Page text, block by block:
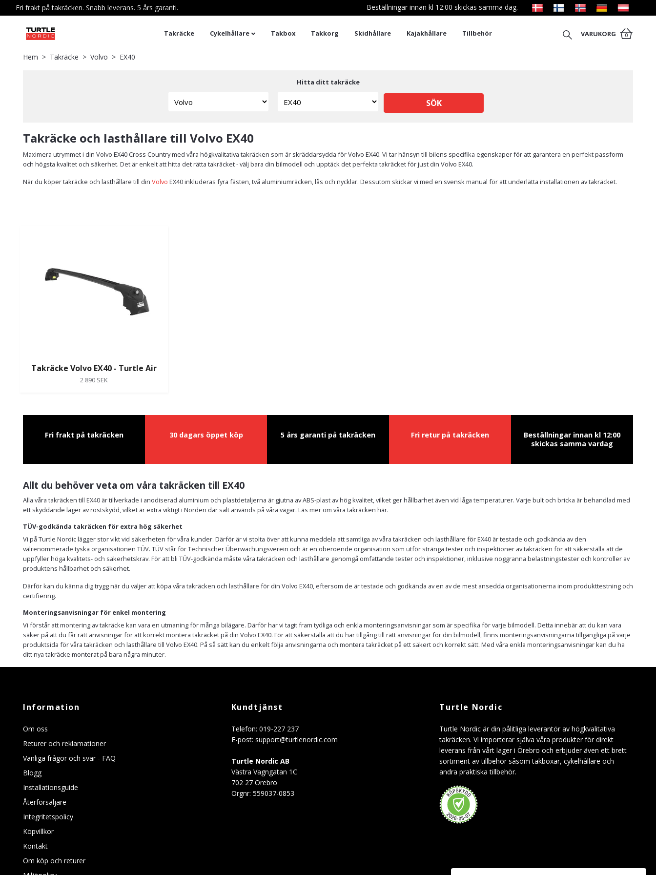
Fri frakt på takräcken. Snabb leverans. 5 års garanti. Beställningar innan kl 12:00 skickas samma dag.
Takräcke Cykelhållare Takbox Takkorg Skidhållare Kajakhållare Tillbehör VARUKORG 0
Hem Takräcke Volvo EX40
Hitta ditt takräcke
SÖK
Takräcke och lasthållare till Volvo EX40
Maximera utrymmet i din Volvo EX40 Cross Country med våra högkvalitativa takräcken som är skräddarsydda för Volvo EX40. Vi tar hänsyn till bilens specifika egenskaper för att garantera en perfekt passform
och högsta kvalitet och säkerhet. Det är enkelt att hitta det rätta takräcket - välj bara din bilmodell och upptäck det perfekta takräcket för just din Volvo EX40.
När du köper takräcke och lasthållare till din Volvo EX40 inkluderas fyra fästen, två aluminiumräcken, lås och nycklar. Dessutom skickar vi med en svensk manual för att underlätta installationen av takräcket.
Takräcke Volvo EX40 - Turtle Air
2 890 SEK
Fri frakt på takräcken 30 dagars öppet köp 5 års garanti på takräcken Fri retur på takräcken
Beställningar innan kl 12:00
skickas samma vardag
Allt du behöver veta om våra takräcken till EX40
Alla våra takräcken till EX40 är tillverkade i anodiserad aluminium och plastdetaljerna är gjutna av ABS-plast av hög kvalitet, vilket ger hållbarhet även vid låga temperaturer. Varje bult och bricka är behandlad med
ett skyddande lager av rostskydd, vilket är extra viktigt i Norden där salt används på våra vägar. Läs mer om våra takräcken här.
TÜV-godkända takräcken för extra hög säkerhet
Vi på Turtle Nordic lägger stor vikt vid säkerheten för våra kunder. Därför är vi stolta över att kunna meddela att samtliga av våra takräcken och lasthållare för EX40 är testade och godkända av den
välrenommerade tyska organisationen TÜV. TÜV står för Technischer Überwachungsverein och är en oberoende organisation som utför stränga tester och inspektioner av takräcken för att säkerställa att de
uppfyller höga kvalitets- och säkerhetskrav. För att bli TÜV-godkända måste våra takräcken och lasthållare genomgå omfattande tester och inspektioner, inklusive noggranna belastningstester och kontroller av
produktens hållbarhet och säkerhet.
Därför kan du känna dig trygg när du väljer att köpa våra takräcken och lasthållare för din Volvo EX40, eftersom de är testade och godkända av en av de mest ansedda organisationerna inom produkttestning och
certifiering.
Monteringsanvisningar för enkel montering
Vi förstår att montering av takräcke kan vara en utmaning för många bilägare. Därför har vi tagit fram tydliga och enkla monteringsanvisningar som är specifika för varje bilmodell. Detta innebär att du kan vara
säker på att du får rätt anvisningar för att korrekt montera takräcket på din Volvo EX40. För att säkerställa att du har tillgång till rätt anvisningar för din bilmodell, finns monteringsanvisningarna tillgängliga på varje
produktsida för våra takräcken och lasthållare till Volvo EX40. På så sätt kan du enkelt följa anvisningarna och montera takräcket på ett säkert och korrekt sätt. Med våra enkla monteringsanvisningar kan du ha
ditt nya takräcke monterat på bara några minuter.
Information
Om oss
Returer och reklamationer
Vanliga frågor och svar - FAQ
Blogg
Installationsguide
Återförsäljare
Integritetspolicy
Köpvillkor
Kontakt
Om köp och returer
Kundtjänst
Telefon: 019-227 237
E-post: support@turtlenordic.com
Turtle Nordic AB
Västra Vagngatan 1C
702 27 Örebro
Orgnr: 559037-0853
Turtle Nordic
Turtle Nordic är din pålitliga leverantör av högkvalitativa
takräcken. Vi importerar själva våra produkter för direkt
leverans från vårt lager i Örebro och erbjuder även ett brett
sortiment av tillbehör såsom takboxar, cykelhållare och
andra praktiska tillbehör.